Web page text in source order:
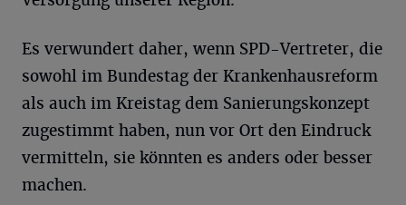
Es verwundert daher, wenn SPD-Vertreter, die
sowohl im Bundestag der Krankenhausreform
als auch im Kreistag dem Sanierungskonzept
zugestimmt haben, nun vor Ort den Eindruck
vermitteln, sie könnten es anders oder besser
machen.